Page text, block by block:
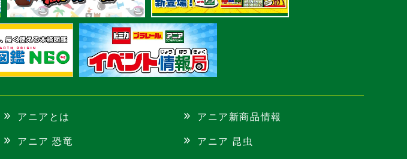
アニアとは アニア新商品情報
アニア 恐竜 アニア 昆虫